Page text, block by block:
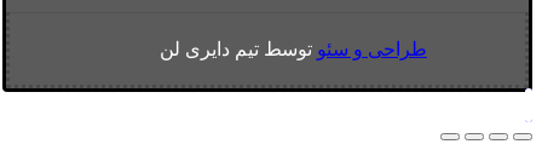
طراحی و سئو توسط تیم دایری لن